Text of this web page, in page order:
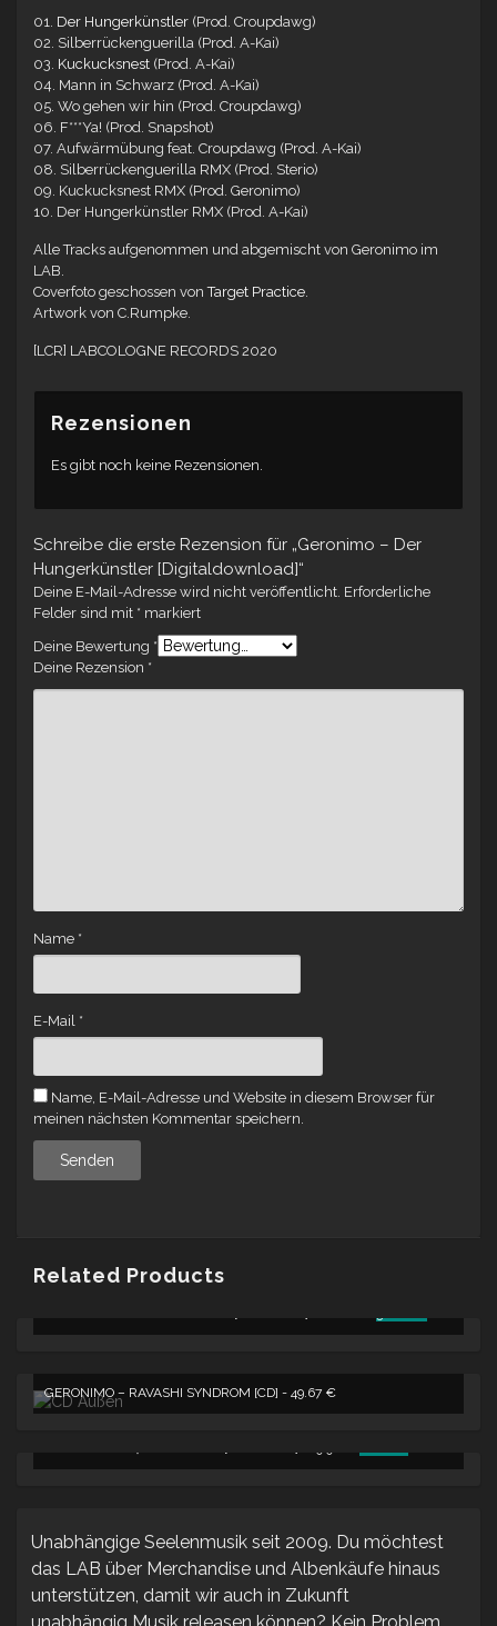
01. Der Hungerkünstler (Prod. Croupdawg)
02. Silberrückenguerilla (Prod. A-Kai)
03. Kuckucksnest (Prod. A-Kai)
04. Mann in Schwarz (Prod. A-Kai)
05. Wo gehen wir hin (Prod. Croupdawg)
06. F***Ya! (Prod. Snapshot)
07. Aufwärmübung feat. Croupdawg (Prod. A-Kai)
08. Silberrückenguerilla RMX (Prod. Sterio)
09. Kuckucksnest RMX (Prod. Geronimo)
10. Der Hungerkünstler RMX (Prod. A-Kai)
Alle Tracks aufgenommen und abgemischt von Geronimo im
LAB.
Coverfoto geschossen vonTarget Practice.
Artwork von C.Rumpke.
[LCR] LABCOLOGNE RECORDS 2020
Rezensionen
Es gibt noch keine Rezensionen.
Schreibe die erste Rezension für „Geronimo – Der
Hungerkünstler [Digitaldownload]“
Deine E-Mail-Adresse wird nicht veröffentlicht. Erforderliche
Felder sind mit * markiert
Deine Bewertung *
Deine Rezension *
Name *
E-Mail *
Name, E-Mail-Adresse und Website in diesem Browser für
meinen nächsten Kommentar speichern.
Related Products
PREIS
PREIS
GERONIMO – RAVASHI SYNDROM [CD] - 49.67 €
PREIS
PREIS
Unabhängige Seelenmusik seit 2009. Du möchtest
das LAB über Merchandise und Albenkäufe hinaus
unterstützen, damit wir auch in Zukunft